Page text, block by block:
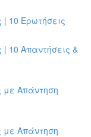
10 Ερωτήσεις
10 Απαντήσεις &
με Απάντηση
με Απάντηση